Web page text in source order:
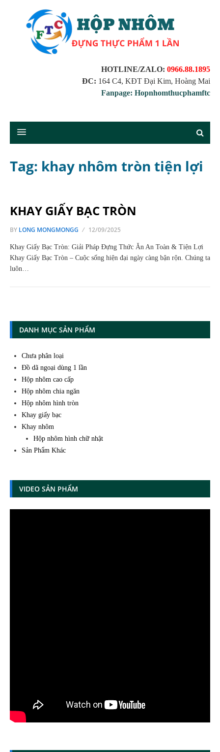
HOTLINE/ZALO: 0966.88.1895
ĐC: 164 C4, KĐT Đại Kim, Hoàng Mai
Fanpage: Hopnhomthucphamftc
Tag: khay nhôm tròn tiện lợi
KHAY GIẤY BẠC TRÒN
BY LONG MONGMONGG 12/09/2025
Khay Giấy Bạc Tròn: Giải Pháp Đựng Thức Ăn An Toàn & Tiện Lợi
Khay Giấy Bạc Tròn – Cuộc sống hiện đại ngày càng bận rộn. Chúng ta
luôn…
DANH MỤC SẢN PHẨM
Chưa phân loại
Đồ dã ngoại dùng 1 lần
Hộp nhôm cao cấp
Hộp nhôm chia ngăn
Hộp nhôm hình tròn
Khay giấy bạc
Khay nhôm
Hộp nhôm hình chữ nhật
Sản Phẩm Khác
VIDEO SẢN PHẨM